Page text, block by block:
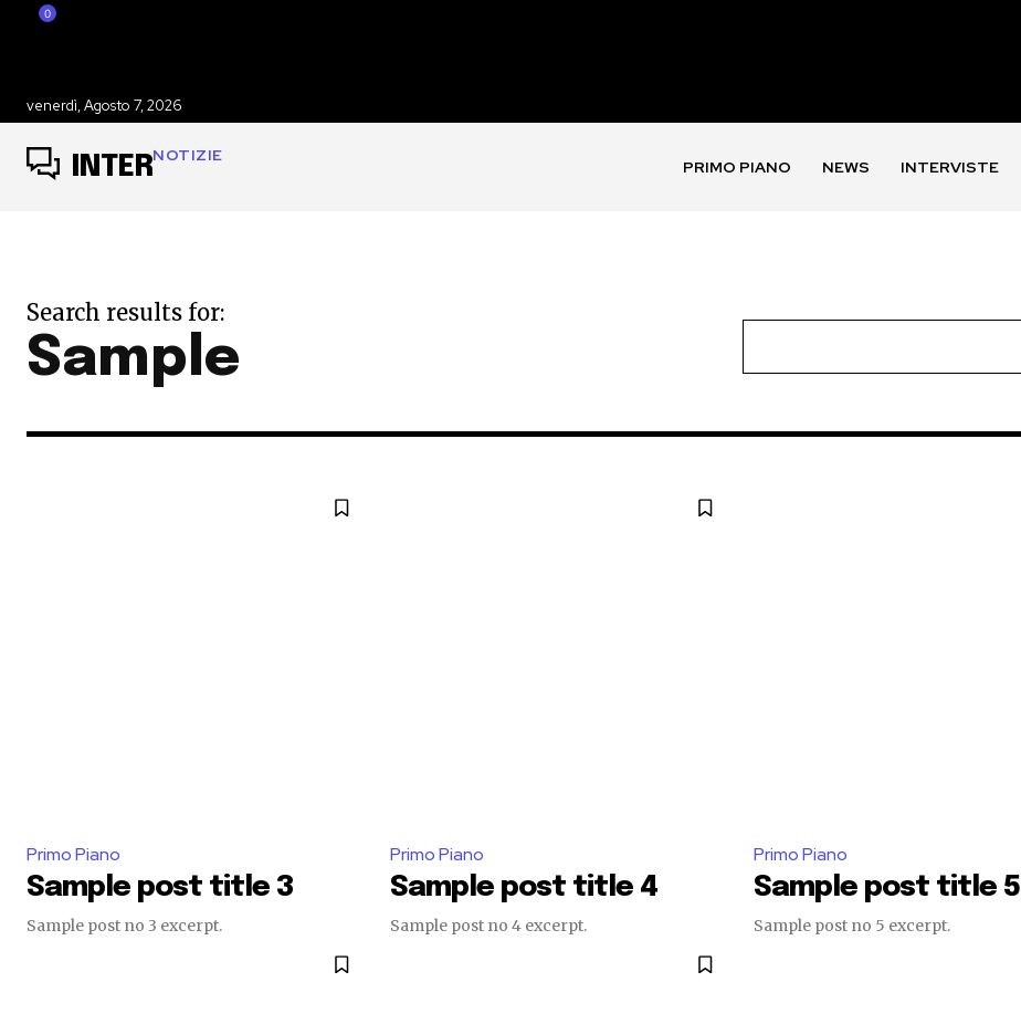
0
venerdì, Agosto 7, 2026
INTERNOTIZIE
PRIMO PIANO NEWS INTERVISTE
Search results for:
Sample
Primo Piano
Sample post title 3
Sample post no 3 excerpt.
Primo Piano
Sample post title 4
Sample post no 4 excerpt.
Primo Piano
Sample post title 5
Sample post no 5 excerpt.